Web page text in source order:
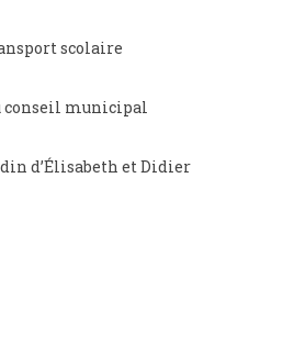
scolaire
conseil municipal
d’Élisabeth et Didier